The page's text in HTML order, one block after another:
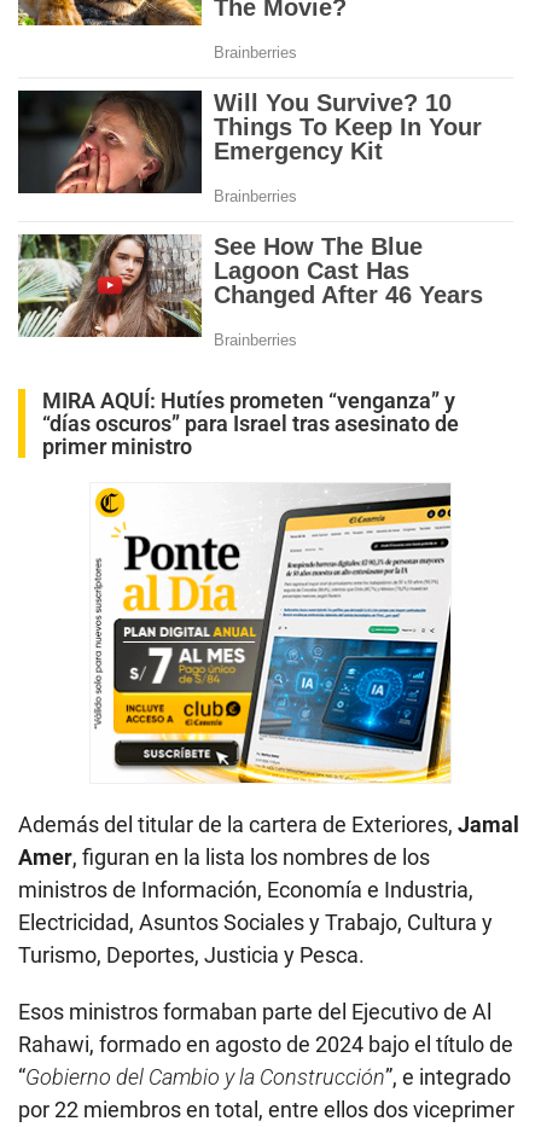
MIRA AQUÍ: Hutíes prometen “venganza” y
“días oscuros” para Israel tras asesinato de
primer ministro
Además del titular de la cartera de Exteriores, Jamal
Amer, figuran en la lista los nombres de los
ministros de Información, Economía e Industria,
Electricidad, Asuntos Sociales y Trabajo, Cultura y
Turismo, Deportes, Justicia y Pesca.
Esos ministros formaban parte del Ejecutivo de Al
Rahawi, formado en agosto de 2024 bajo el título de
“Gobierno del Cambio y la Construcción”, e integrado
por 22 miembros en total, entre ellos dos viceprimer